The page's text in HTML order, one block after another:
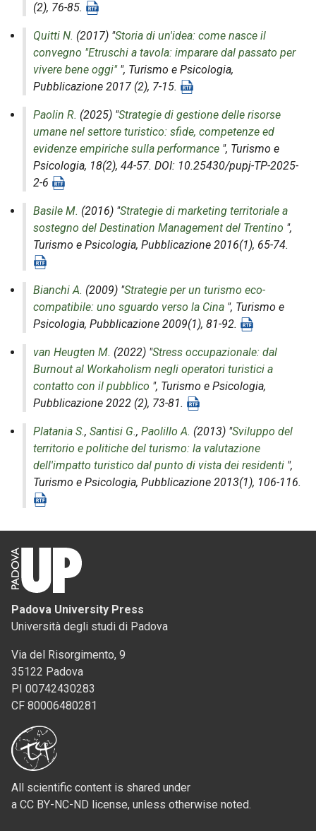
(2), 76-85.
Quitti N. (2017) "Storia di un'idea: come nasce il
convegno "Etruschi a tavola: imparare dal passato per
vivere bene oggi"", Turismo e Psicologia,
Pubblicazione 2017 (2), 7-15.
Paolin R. (2025) "Strategie di gestione delle risorse
umane nel settore turistico: sfide, competenze ed
evidenze empiriche sulla performance ", Turismo e
Psicologia, 18(2), 44-57. DOI: 10.25430/pupj-TP-2025-
2-6
Basile M. (2016) "Strategie di marketing territoriale a
sostegno del Destination Management del Trentino ",
Turismo e Psicologia, Pubblicazione 2016(1), 65-74.
Bianchi A. (2009) "Strategie per un turismo eco-
compatibile: uno sguardo verso la Cina ", Turismo e
Psicologia, Pubblicazione 2009(1), 81-92.
van Heugten M. (2022) "Stress occupazionale: dal
Burnout al Workaholism negli operatori turistici a
contatto con il pubblico ", Turismo e Psicologia,
Pubblicazione 2022 (2), 73-81.
Platania S., Santisi G., Paolillo A. (2013) "Sviluppo del
territorio e politiche del turismo: la valutazione
dell'impatto turistico dal punto di vista dei residenti ",
Turismo e Psicologia, Pubblicazione 2013(1), 106-116.
Padova University Press
Università degli studi di Padova
Via del Risorgimento, 9
35122 Padova
PI 00742430283
CF 80006480281
All scientific content is shared under
a CC BY-NC-ND license, unless otherwise noted.